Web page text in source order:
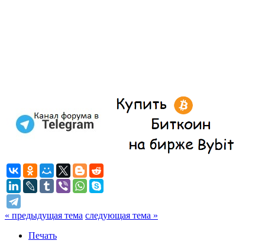
« предыдущая тема следующая тема »
Печать